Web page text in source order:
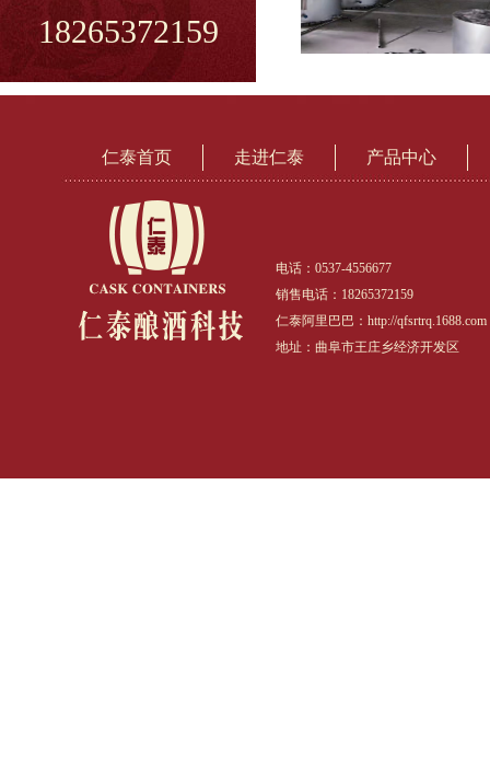
18265372159
仁泰首页 走进仁泰 产品中心
电话：0537-4556677
销售电话：18265372159
仁泰阿里巴巴：http://qfsrtrq.1688.com
地址：曲阜市王庄乡经济开发区